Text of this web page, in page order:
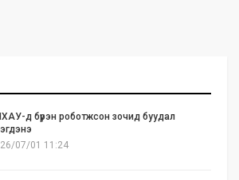
д бүрэн роботжсон зочид буудал
07/01 11:24